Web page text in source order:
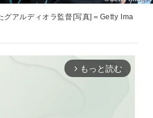
グアルディオラ監督[写真]＝Getty Ima
arrow_forward_ios もっと読む